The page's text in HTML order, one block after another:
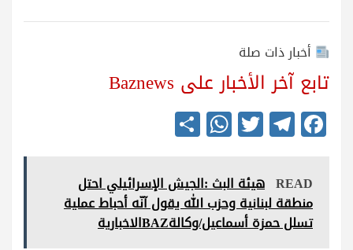
أخبار ذات صلة
تابع آخر الأخبار على Baznews
Fa
ce
bo
ok
Te
le
gr
a
m
T
wi
tte
r
W
ha
ts
A
pp
re READ هيئة البث :الجيش الإسرائيلي احتل
منطقة لبنانية وحزب الله يقول آنّه أحباط عملية
تسلل حمزة أسماعيل/وكالةBAZالاخبارية